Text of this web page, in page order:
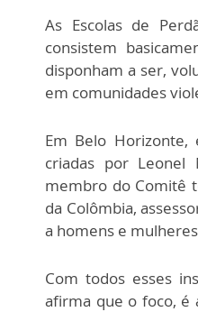
As Escolas de
consistem
disponham a ser,
em comunidades
Em Belo Horizonte,
criadas por Leonel
membro do Comitê
da Colômbia,
a homens e
Com todos esses
afirma que o foco, é